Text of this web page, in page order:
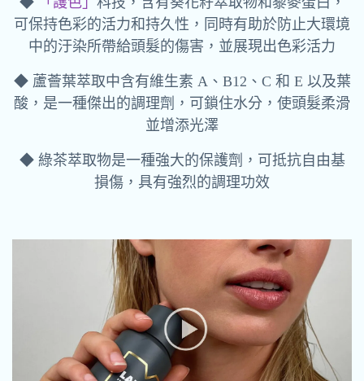
可保持色彩的活力和持久性，同時有助於防止大環境
中的汙染所帶給頭髮的傷害，並展現出色彩活力
◆ 蘆薈葉萃取中含有維生素 A、B12、C 和 E 以及葉
酸，是一種傑出的調理劑，可鎖住水分，使頭髮柔滑
並增添光澤
◆ 綠茶萃取物是一種強大的保護劑，可抵抗自由基
損傷，具有強烈的調理功效